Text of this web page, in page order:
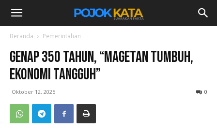
Beranda Pemerintahan
Genap 350 Tahun, “Magetan Tumbuh,
Ekonomi Tangguh”
Oktober 12, 2025 0